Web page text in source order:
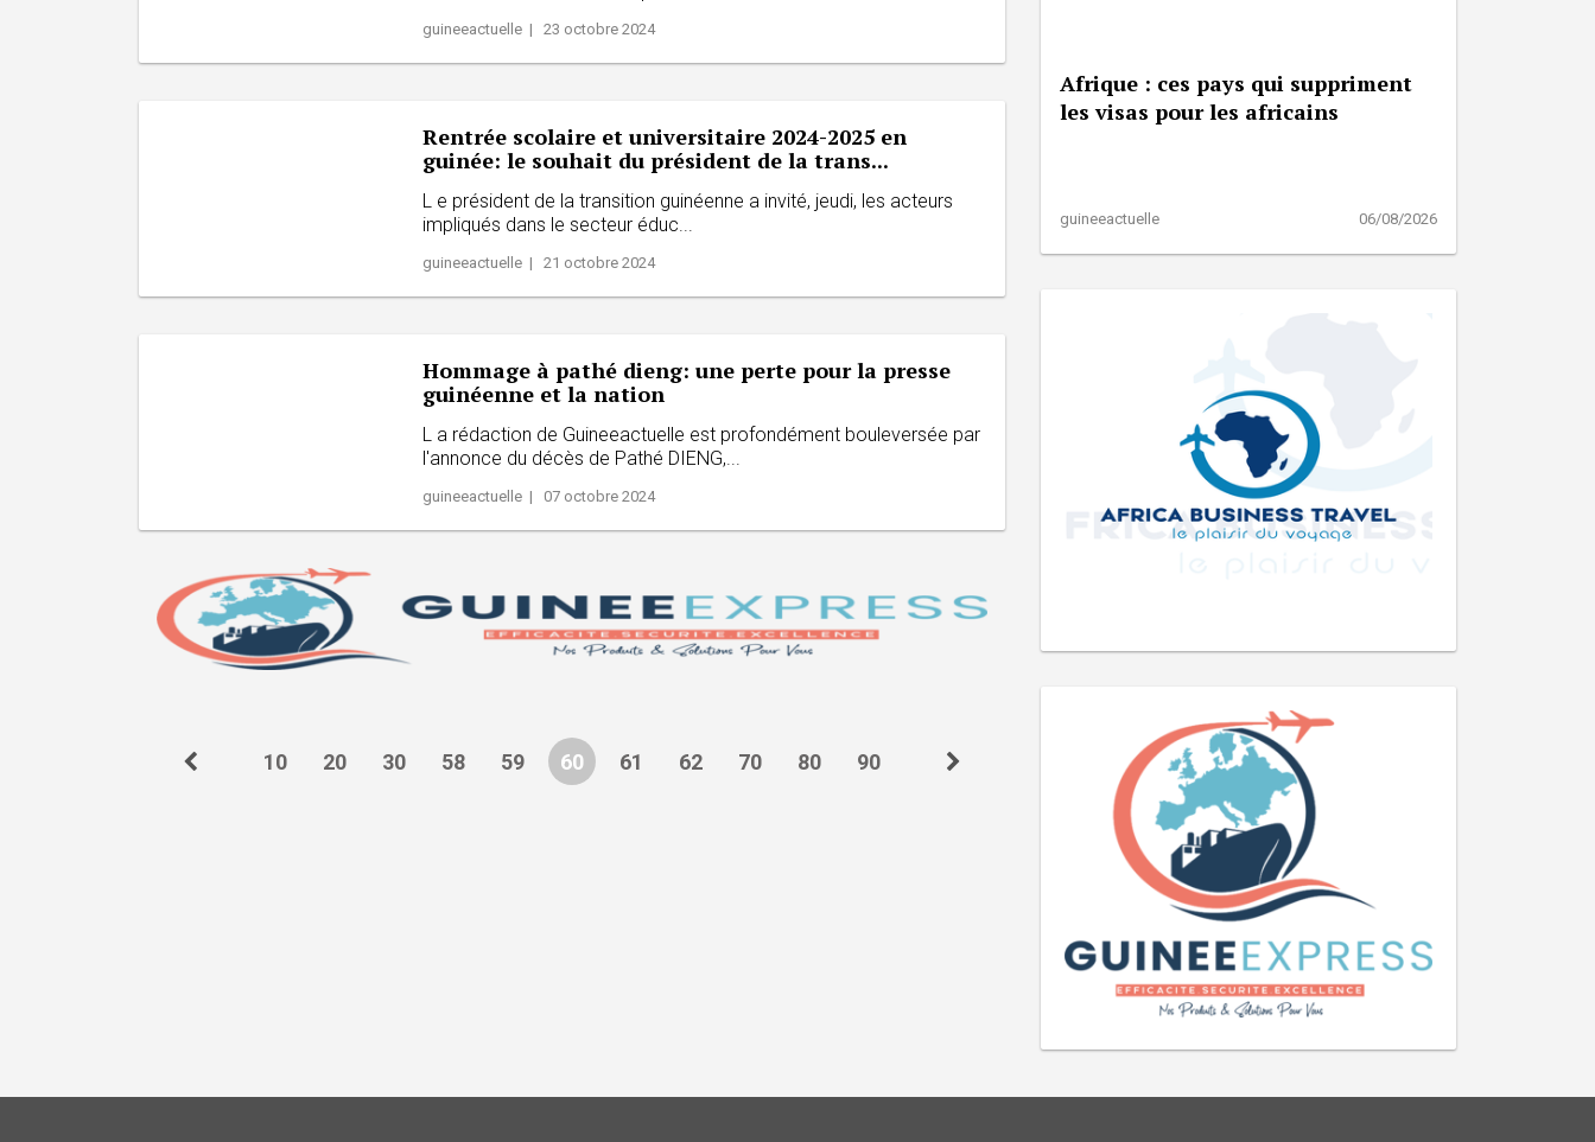
guineeactuelle | 23 octobre 2024
Rentrée scolaire et universitaire 2024-2025 en
guinée: le souhait du président de la trans...
L e président de la transition guinéenne a invité, jeudi, les acteurs
impliqués dans le secteur éduc...
guineeactuelle | 21 octobre 2024
Hommage à pathé dieng: une perte pour la presse
guinéenne et la nation
L a rédaction de Guineeactuelle est profondément bouleversée par
l'annonce du décès de Pathé DIENG,...
guineeactuelle | 07 octobre 2024
10 20 30 58 59 60 61 62 70 80 90
Afrique : ces pays qui suppriment
les visas pour les africains
guineeactuelle 06/08/2026